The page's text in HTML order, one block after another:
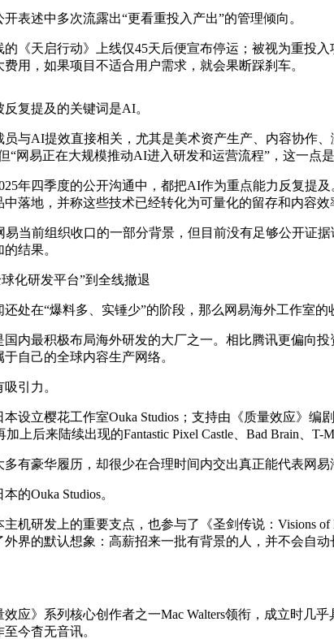
表述中多次流露出“更看重投入产出”的管理倾向。
的《天启行动》上线仅45天后便宣布停运；被视为重投
用，如果项目不适合用户需求，就会果断踩刹车。
复提及的关键词是AI。
与AI提效直接相关，尤其是美术资产生产、内容协作
“网易正在大规模推动AI进入研发和运营流程”，这一点是
年四季度的公开沟通中，都把AI作为重点能力反复提
中落地，并称这些技术已经转化为可量化的留存和内容效
易当前组织收口的一部分背景，但目前没有足够公开证
结果。
化研发平台”到全线撤退
处在“爆料多、实锤少”的阶段，那么网易海外工作室的
国内最积极布局海外研发的大厂之一。相比腾讯更偏向
自己的全球内容生产网络。
引力。
设立樱花工作室Ouka Studios；支持由《质量效应》编
加上后来陆续出现的Fantastic Pixel Castle、Bad Brain、
有豪华履历，却很少在合理时间内交出真正能代表网易
的Ouka Studios。
机研发上的重要支点，也参与了《圣剑传说：Visions
界的默认想象：高薪招来一批有背景的人，并不会自动
应》系列核心创作者之一Mac Walters领衔，成立时几
今杳无音讯。